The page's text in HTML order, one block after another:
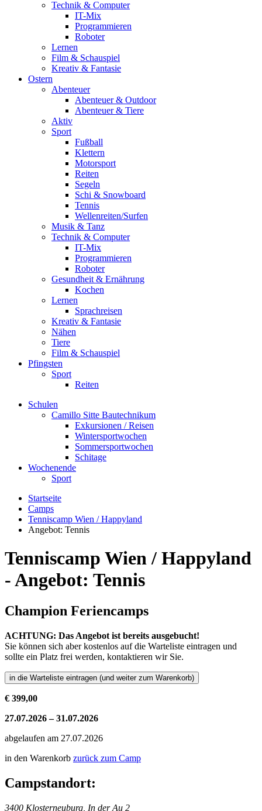
Technik & Computer
IT-Mix
Programmieren
Roboter
Lernen
Film & Schauspiel
Kreativ & Fantasie
Ostern
Abenteuer
Abenteuer & Outdoor
Abenteuer & Tiere
Aktiv
Sport
Fußball
Klettern
Motorsport
Reiten
Segeln
Schi & Snowboard
Tennis
Wellenreiten/Surfen
Musik & Tanz
Technik & Computer
IT-Mix
Programmieren
Roboter
Gesundheit & Ernährung
Kochen
Lernen
Sprachreisen
Kreativ & Fantasie
Nähen
Tiere
Film & Schauspiel
Pfingsten
Sport
Reiten
Schulen
Camillo Sitte Bautechnikum
Exkursionen / Reisen
Wintersportwochen
Sommersportwochen
Schitage
Wochenende
Sport
Startseite
Camps
Tenniscamp Wien / Happyland
Angebot: Tennis
Tenniscamp Wien / Happyland
- Angebot: Tennis
Champion Feriencamps
ACHTUNG: Das Angebot ist bereits ausgebucht!
Sie können sich aber kostenlos auf die Warteliste eintragen und
sollte ein Platz frei werden, kontaktieren wir Sie.
€ 399,00
27.07.2026 – 31.07.2026
abgelaufen am 27.07.2026
in den Warenkorb zurück zum Camp
Campstandort:
3400 Klosterneuburg, In der Au 2